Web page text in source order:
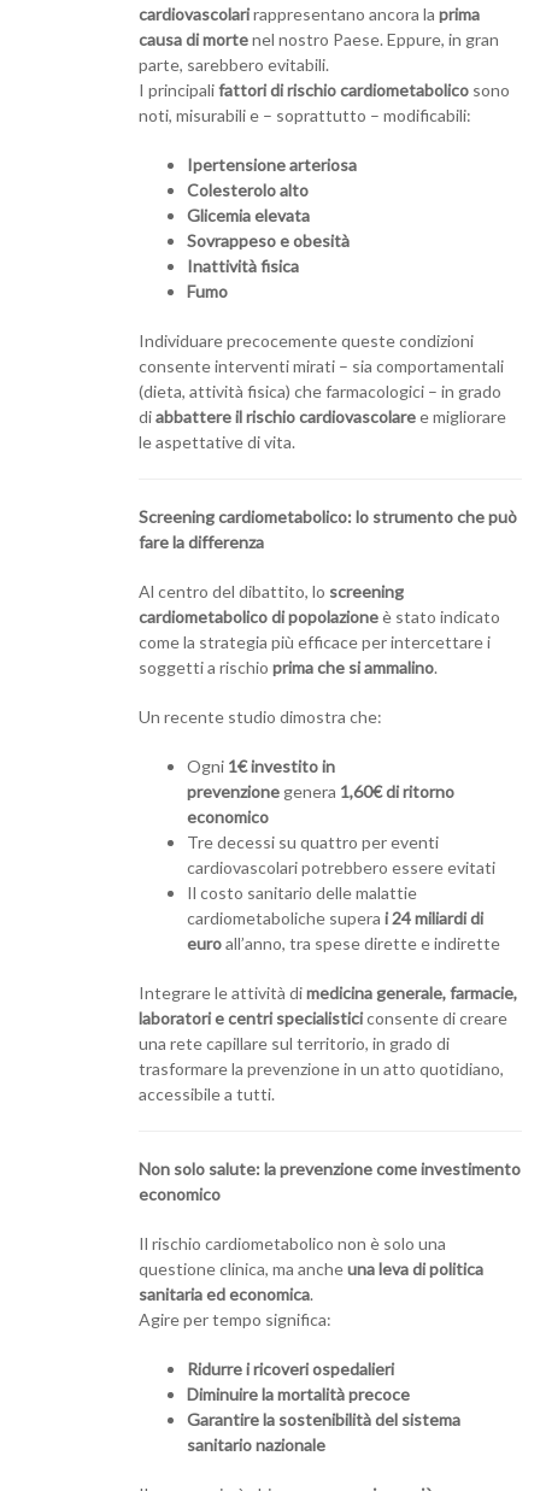
cardiovascolarirappresentano ancora la prima
causa di mortenel nostro Paese. Eppure, in gran
parte, sarebbero evitabili.
I principalifattori di rischio cardiometabolico sono
noti, misurabili e – soprattutto – modificabili:
Ipertensione arteriosa
Colesterolo alto
Glicemia elevata
Sovrappeso e obesità
Inattività fisica
Fumo
Individuare precocemente queste condizioni
consente interventi mirati – sia comportamentali
(dieta, attività fisica) che farmacologici – in grado
diabbattere il rischio cardiovascolaree migliorare
le aspettative di vita.
Screening cardiometabolico: lo strumento che può
fare la differenza
Al centro del dibattito, lo screening
cardiometabolico di popolazioneè stato indicato
come la strategia più efficace per intercettare i
soggetti a rischio prima che si ammalino.
Un recente studio dimostra che:
Ogni 1€ investito in
prevenzione genera 1,60€ di ritorno
economico
Tre decessi su quattro per eventi
cardiovascolari potrebbero essere evitati
Il costo sanitario delle malattie
cardiometaboliche supera i 24 miliardi di
euroall’anno, tra spese dirette e indirette
Integrare le attività dimedicina generale, farmacie,
laboratori e centri specialisticiconsente di creare
una rete capillare sul territorio, in grado di
trasformare la prevenzione in un atto quotidiano,
accessibile a tutti.
Non solo salute: la prevenzione come investimento
economico
Il rischio cardiometabolico non è solo una
questione clinica, ma ancheuna leva di politica
sanitaria ed economica.
Agire per tempo significa:
Ridurre i ricoveri ospedalieri
Diminuire la mortalità precoce
Garantire la sostenibilità del sistema
sanitario nazionale